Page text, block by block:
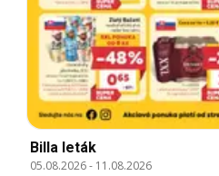
Billa leták
05.08.2026- 11.08.2026